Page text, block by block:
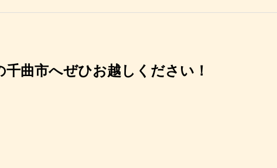
曲市へぜひお越しください！